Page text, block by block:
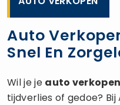
Auto
Snel En
Wil je je auto verkopen
tijdverlies of gedoe?